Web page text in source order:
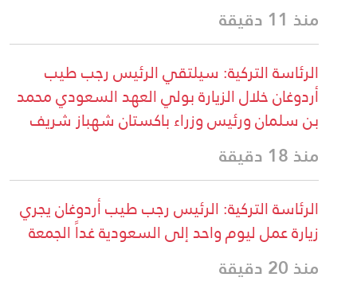
منذ 11 دقيقة
الرئاسة التركية: سيلتقي الرئيس رجب طيب
أردوغان خلال الزيارة بولي العهد السعودي محمد
بن سلمان ورئيس وزراء باكستان شهباز شريف
منذ 18 دقيقة
الرئاسة التركية: الرئيس رجب طيب أردوغان يجري
زيارة عمل ليوم واحد إلى السعودية غداً الجمعة
منذ 20 دقيقة